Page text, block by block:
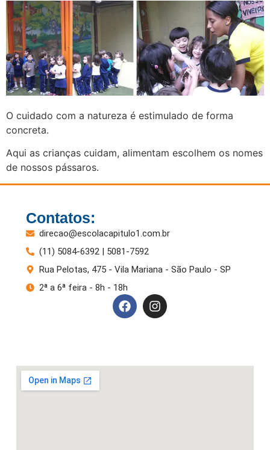
O cuidado com a natureza é estimulado de forma
concreta.
Aqui as crianças cuidam, alimentam escolhem os nomes
de nossos pássaros.
Contatos:
direcao@escolacapitulo1.com.br
(11) 5084-6392 | 5081-7592
Rua Pelotas, 475 - Vila Mariana - São Paulo - SP
2ª a 6ª feira - 8h - 18h